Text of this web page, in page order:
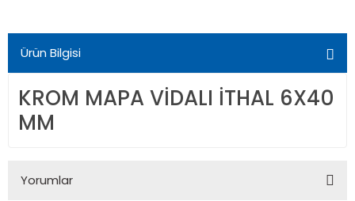
Ürün Bilgisi
KROM MAPA VİDALI İTHAL 6X40
MM
Yorumlar